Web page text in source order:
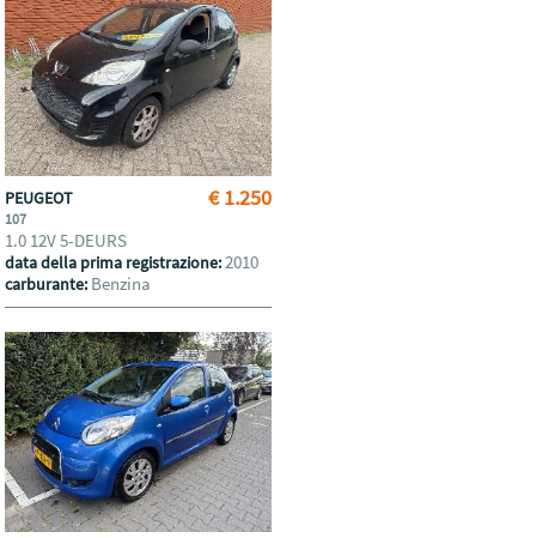
€ 1.250
PEUGEOT
107
1.0 12V 5-DEURS
data della prima registrazione:2010
carburante: Benzina